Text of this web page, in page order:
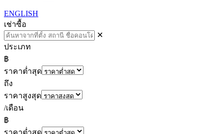
ENGLISH
เช่าซื้อ
✕
ประเภท
฿
ราคาต่ำสุด
ถึง
ราคาสูงสุด
/เดือน
฿
ราคาต่ำสุด